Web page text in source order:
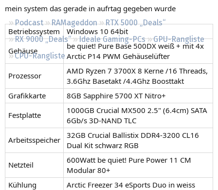
Podcast RAMageddon
RTX 5000 „Deals“
RX 9000 „Deals“
Ideale Gaming-PCs
GPU-Rangliste
CPU-Rangliste
mein system das gerade in aufrtag gegeben wurde
Betriebssystem
Windows 10 64bit
Gehäuse
be quiet! Pure Base 500DX weiß + mit 4x
Arctic P14 PWM Gehäuselüfter
Prozessor
AMD Ryzen 7 3700X 8 Kerne /16 Threads,
3.6Ghz Basetakt /4.4Ghz Boosttakt
Grafikkarte
8GB Sapphire 5700 XT Nitro+
Festplatte
1000GB Crucial MX500 2.5" (6.4cm) SATA
6Gb/s 3D-NAND TLC
Arbeitsspeicher
32GB Crucial Ballistix DDR4-3200 CL16
Dual Kit schwarz RGB
Netzteil
600Watt be quiet! Pure Power 11 CM
Modular 80+
Kühlung
Arctic Freezer 34 eSports Duo in weiss